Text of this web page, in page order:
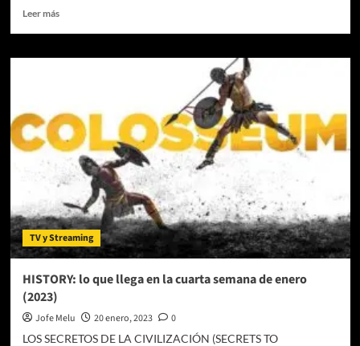
Leer másLeer
Llega
cuarta
temporada
de
«Grandes
Misterios
la
Historia
con
Laurence
TV y Streaming
HISTORY: lo que llega en la cuarta semana de enero
(2023)
Jofe Melu 20 enero, 2023
0
LOS SECRETOS DE LA CIVILIZACIÓN (SECRETS TO